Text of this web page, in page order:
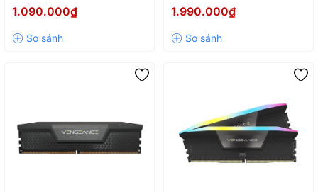
(ME08G3200D4MP16S) 8GB
(1x8GB) DDR4 3200MHz
1.090.000₫
(ME16G3200D4MP18S)
16GB (1x16GB) DDR4
3200MHz
1.990.000₫